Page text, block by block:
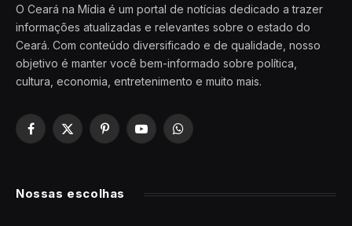
O Ceará na Mídia é um portal de notícias dedicado a trazer
informações atualizadas e relevantes sobre o estado do
Ceará. Com conteúdo diversificado e de qualidade, nosso
objetivo é manter você bem-informado sobre política,
cultura, economia, entretenimento e muito mais.
Facebook
X
PinterestYouTubeWhatsApp
Nossas escolhas